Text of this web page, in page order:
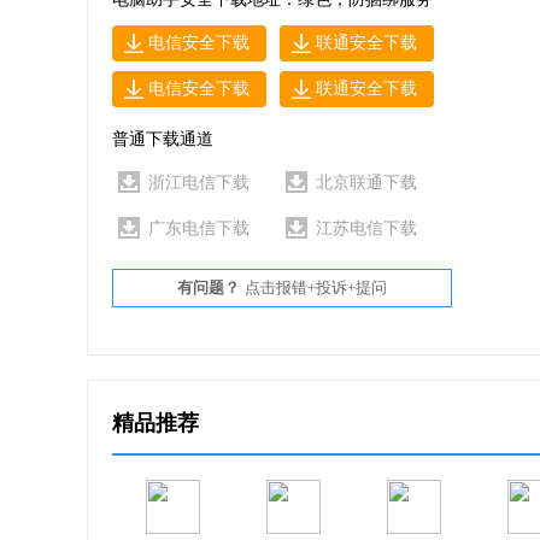
帮助停止系统崩溃，并通过删除或修复冗余的，
10、快捷方式清洁
通过删除桌面和开始菜单上的“死”快捷方式和空
11、经济模式
通过降低处理器的功耗，关闭不必要的后台进
安装方法
1、在本站下载压缩包，得到AVG TuneUp 21中文
电信安全下载 联通安全下载
电信安全下载 联通安全下载
普通下载通道
浙江电信下载 北京联通下载
广东电信下载 江苏电信下载
有问题？ 点击报错+投诉+提问
精品推荐